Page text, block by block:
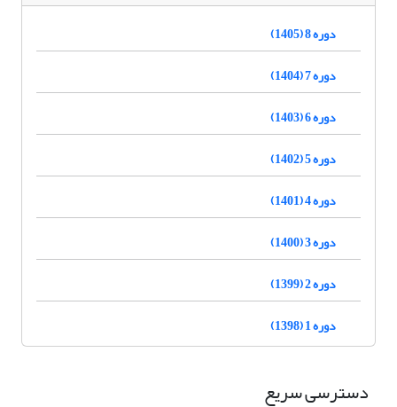
دوره 8 (1405)
دوره 7 (1404)
دوره 6 (1403)
دوره 5 (1402)
دوره 4 (1401)
دوره 3 (1400)
دوره 2 (1399)
دوره 1 (1398)
دسترسی سریع